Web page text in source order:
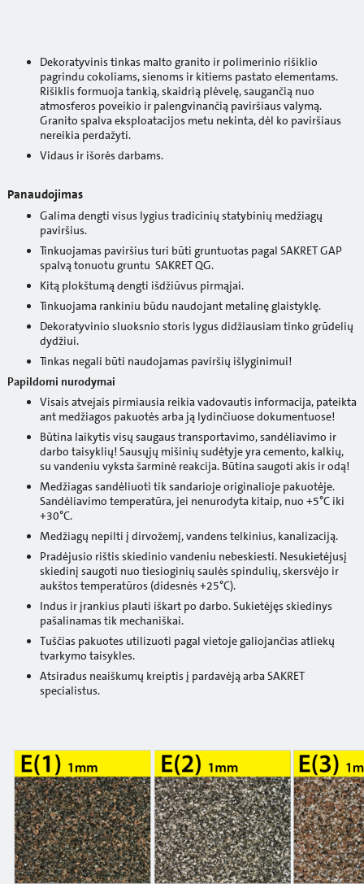
Dekoratyvinis tinkas malto granito ir polimerinio rišiklio
pagrindu cokoliams, sienoms ir kitiems pastato elementams.
Rišiklis formuoja tankią, skaidrią plėvelę, saugančią nuo
atmosferos poveikio ir palengvinančią paviršiaus valymą.
Granito spalva eksploatacijos metu nekinta, dėl ko paviršiaus
nereikia perdažyti.
Vidaus ir išorės darbams.
Panaudojimas
Galima dengti visus lygius tradicinių statybinių medžiagų
paviršius.
Tinkuojamas paviršius turi būti gruntuotas pagal SAKRET GAP
spalvą tonuotu gruntu SAKRET QG.
Kitą plokštumą dengti išdžiūvus pirmąjai.
Tinkuojama rankiniu būdu naudojant metalinę glaistyklę.
Dekoratyvinio sluoksnio storis lygus didžiausiam tinko grūdelių
dydžiui.
Tinkas negali būti naudojamas paviršių išlyginimui!
Papildomi nurodymai
Visais atvejais pirmiausia reikia vadovautis informacija, pateikta
ant medžiagos pakuotės arba ją lydinčiuose dokumentuose!
Būtina laikytis visų saugaus transportavimo, sandėliavimo ir
darbo taisyklių! Sausųjų mišinių sudėtyje yra cemento, kalkių,
su vandeniu vyksta šarminė reakcija. Būtina saugoti akis ir odą!
Medžiagas sandėliuoti tik sandarioje originalioje pakuotėje.
Sandėliavimo temperatūra, jei nenurodyta kitaip, nuo +5°C iki
+30°C.
Medžiagų nepilti į dirvožemį, vandens telkinius, kanalizaciją.
Pradėjusio rištis skiedinio vandeniu nebeskiesti. Nesukietėjusį
skiedinį saugoti nuo tiesioginių saulės spindulių, skersvėjo ir
aukštos temperatūros (didesnės +25°C).
Indus ir įrankius plauti iškart po darbo. Sukietėjęs skiedinys
pašalinamas tik mechaniškai.
Tuščias pakuotes utilizuoti pagal vietoje galiojančias atliekų
tvarkymo taisykles.
Atsiradus neaiškumų kreiptis į pardavėją arba SAKRET
specialistus.